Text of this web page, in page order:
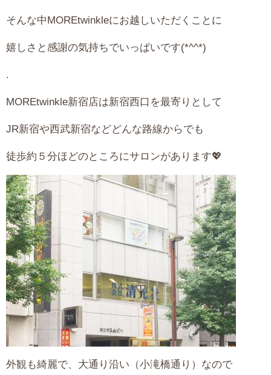
そんな中MOREtwinkleにお越しいただくことに
嬉しさと感謝の気持ちでいっぱいです(*^^*)
.
MOREtwinkle新宿店は新宿西口を最寄りとして
JR新宿や西武新宿などどんな路線からでも
徒歩約５分ほどのところにサロンがあります💖
外観も綺麗で、大通り沿い（小滝橋通り）なので